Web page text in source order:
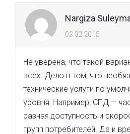
Nargiza
03.02.2015
Не уверена, что такой
всех. Дело в том, что
технические услуги по
уровня. Например, СПД —
разная доступность и
групп потребителей. Да и